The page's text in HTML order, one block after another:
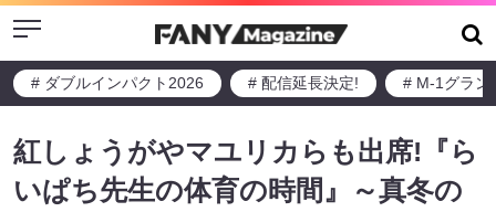
Menu
# ダブルインパクト2026 # 配信延長決定! # M-1グラン
紅しょうがやマユリカらも出席!『ら
いぱち先生の体育の時間』～真冬の